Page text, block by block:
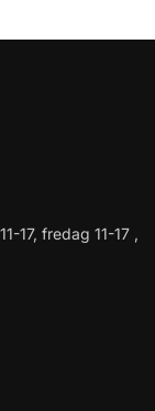
17, fredag 11-17 ,